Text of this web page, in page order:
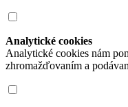
Analytické cookies
Analytické cookies nám
zhromažďovaním a